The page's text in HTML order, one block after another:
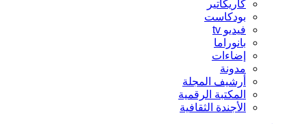
كاريكاتير
بودكاست
فيديو tv
بانوراما
إضاءات
مدونة
أرشيف المجلة
المكتبة الرقمية
الأجندة الثقافية